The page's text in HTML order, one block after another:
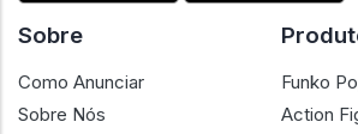
Sobre
Como Anunciar
Sobre Nós
Funko
Action